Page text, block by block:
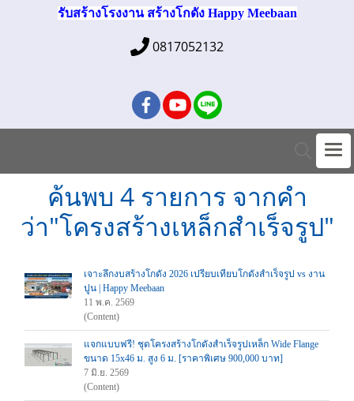
รับสร้างโรงงาน สร้างโกดัง Happy Meebaan
0817052132
ค้นพบ 4 รายการ จากคำ
ว่า"โครงสร้างเหล็กสำเร็จรูป"
เจาะลึกงบสร้างโกดัง 2026 เปรียบเทียบโกดังสำเร็จรูป vs งาน
ปูน | Happy Meebaan
11 พ.ค. 2569
(Content)
แจกแบบฟรี! ชุดโครงสร้างโกดังสำเร็จรูปเหล็ก Wide Flange
ขนาด 15x46 ม. สูง 6 ม. [ราคาพิเศษ 900,000 บาท]
7 มิ.ย. 2569
(Content)